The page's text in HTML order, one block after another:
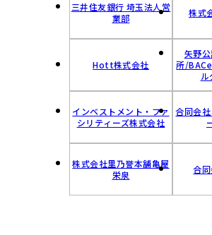
三井住友銀行 埼玉法人営
業部
株式
Hott株式会社
矢野
所/
ル
インベストメント・ファ
シリティーズ株式会社
合同会
株式会社里乃誉本舗亀屋
栄泉
合